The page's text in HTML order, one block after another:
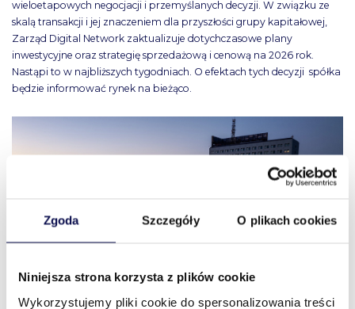
Zgoda Szczegóły O plikach cookies
Niniejsza strona korzysta z plików cookie
Wykorzystujemy pliki cookie do spersonalizowania treści
wieloetapowych negocjacji i przemyślanych decyzji. W związku ze
skalą transakcji i jej znaczeniem dla przyszłości grupy kapitałowej,
Zarząd Digital Network zaktualizuje dotychczasowe plany
inwestycyjne oraz strategię sprzedażową i cenową na 2026 rok.
Nastąpi to w najbliższych tygodniach. O efektach tych decyzji spółka
będzie informować rynek na bieżąco.